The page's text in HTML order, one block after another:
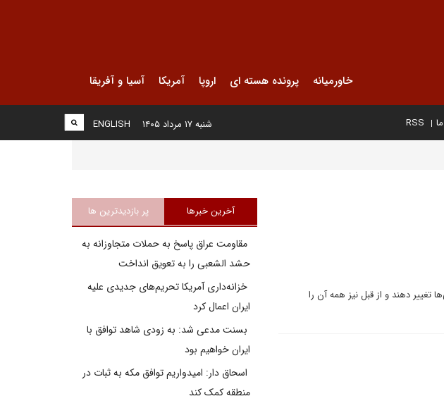
خاورمیانه پرونده هسته ای اروپا آمریکا آسیا و آفریقا
RSS
ENGLISH شنبه ۱۷ مرداد ۱۴۰۵
تغییر دهند و از قبل نیز همه آن را
آخرین خبرها پر بازدیدترین ها
مقاومت عراق پاسخ به حملات متجاوزانه به
حشد الشعبی را به تعویق انداخت
خزانه‌داری آمریکا تحریم‌های جدیدی علیه
ایران اعمال کرد
بسنت مدعی شد: به زودی شاهد توافق با
ایران خواهیم بود
اسحاق دار: امیدواریم توافق مکه به ثبات در
منطقه کمک کند